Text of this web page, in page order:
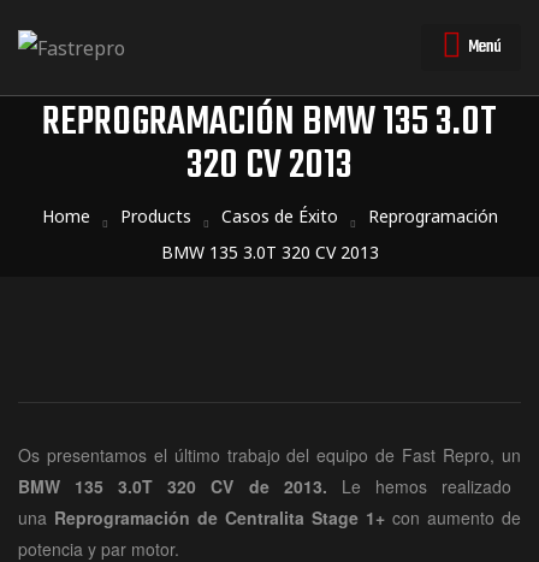
Menú
REPROGRAMACIÓN BMW 135 3.0T
320 CV 2013
Home Products Casos de Éxito
Reprogramación
BMW 135 3.0T 320 CV 2013
Os presentamos el último trabajo del equipo de Fast Repro, un
BMW 135 3.0T 320 CV de 2013. Le hemos realizado
una Reprogramación de Centralita Stage 1+ con aumento de
potencia y par motor.